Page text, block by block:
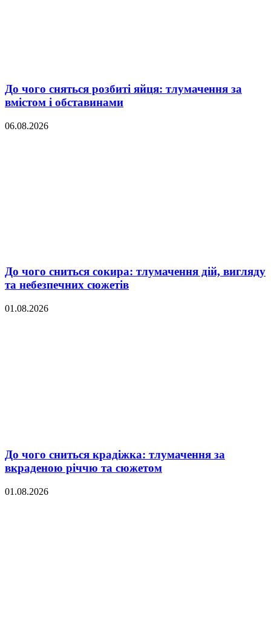
До чого сняться розбиті яйця: тлумачення за
вмістом і обставинами
06.08.2026
До чого сниться сокира: тлумачення дій, вигляду
та небезпечних сюжетів
01.08.2026
До чого сниться крадіжка: тлумачення за
вкраденою річчю та сюжетом
01.08.2026